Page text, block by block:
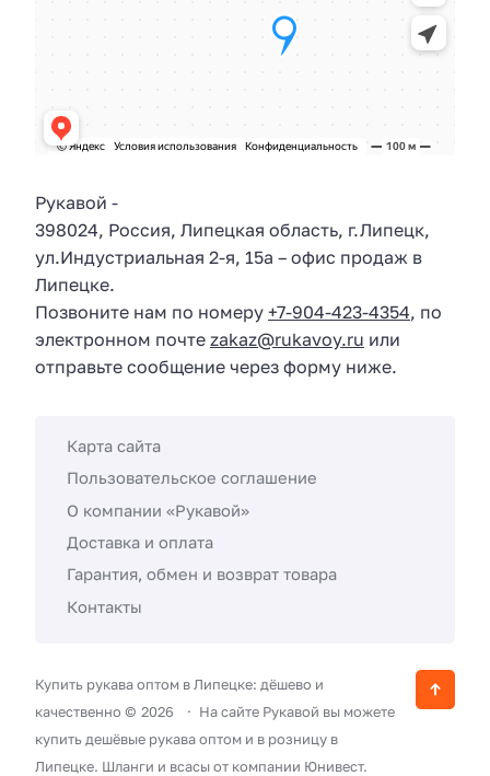
Рукавой -
398024, Россия, Липецкая область, г.Липецк,
ул.Индустриальная 2-я, 15а – офис продаж в
Липецке.
Позвоните нам по номеру +7-904-423-4354, по
электронном почте zakaz@rukavoy.ru или
отправьте сообщение через форму ниже.
Карта сайта
Пользовательское соглашение
О компании «Рукавой»
Доставка и оплата
Гарантия, обмен и возврат товара
Контакты
Купить рукава оптом в Липецке: дёшево и
качественно © 2026
На сайте Рукавой вы можете
купить дешёвые рукава оптом и в розницу в
Липецке. Шланги и всасы от компании Юнивест.